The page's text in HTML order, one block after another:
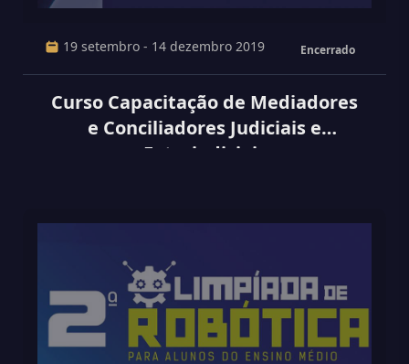
19 setembro - 14 dezembro 2019 Encerrado
Curso Capacitação de Mediadores
e Conciliadores Judiciais e
Extrajudiciais